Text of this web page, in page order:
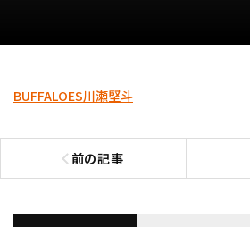
BUFFALOES川瀬堅斗
前の記事
前の記事へ